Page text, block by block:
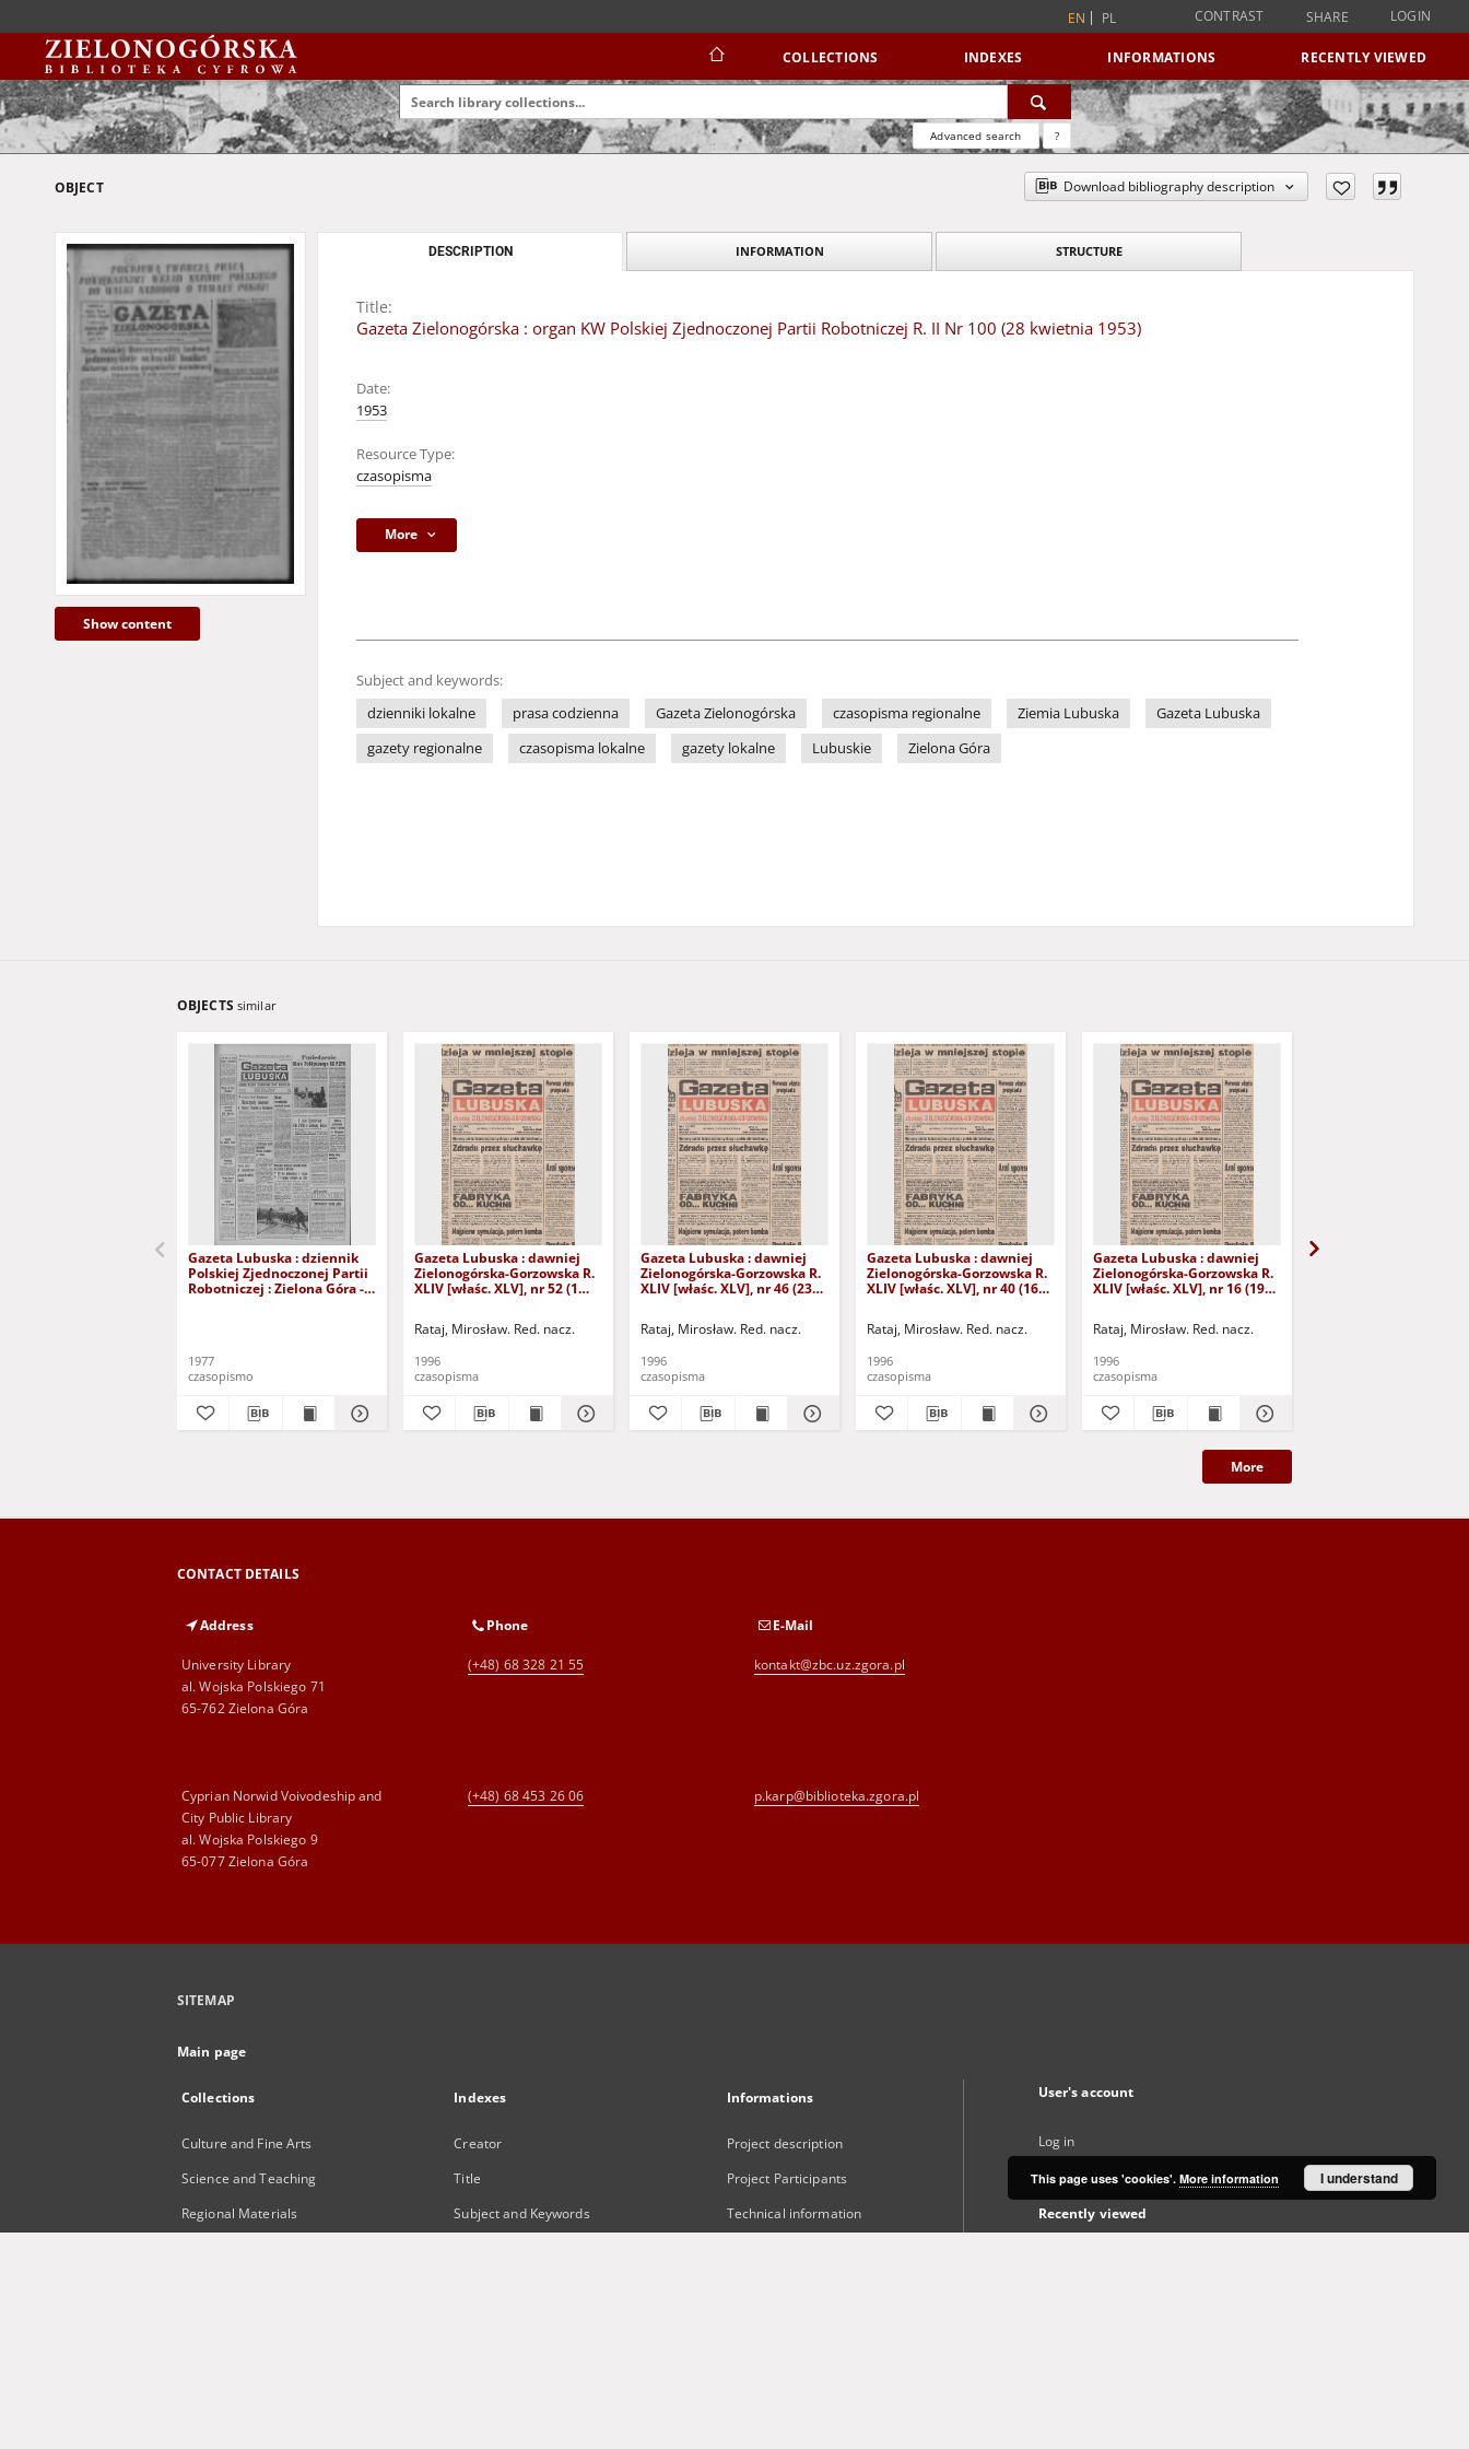
EN PL CONTRAST SHARE LOGIN
COLLECTIONS INDEXES INFORMATIONS RECENTLY VIEWED
Advanced search ?
OBJECT Download bibliography description
Show content
DESCRIPTION INFORMATION STRUCTURE
Title:
Gazeta Zielonogórska : organ KW Polskiej Zjednoczonej Partii Robotniczej R. II Nr 100 (28 kwietnia 1953)
Date:
1953
Resource Type:
czasopisma
More
Subject and keywords:
dzienniki lokalne
prasa codzienna Gazeta Zielonogórska czasopisma regionalne Ziemia Lubuska
Gazeta Lubuska
gazety regionalne
czasopisma lokalne gazety lokalne Lubuskie Zielona Góra
OBJECTS similar
Gazeta Lubuska : dziennik
Polskiej Zjednoczonej Partii
Robotniczej : Zielona Góra -
1977
czasopismo
Gazeta Lubuska : dawniej
Zielonogórska-Gorzowska R.
XLIV [właśc. XLV], nr 52 (1
Rataj, Mirosław. Red. nacz.
1996
czasopisma
Gazeta Lubuska : dawniej
Zielonogórska-Gorzowska R.
XLIV [właśc. XLV], nr 46 (23
Rataj, Mirosław. Red. nacz.
1996
czasopisma
Gazeta Lubuska : dawniej
Zielonogórska-Gorzowska R.
XLIV [właśc. XLV], nr 40 (16
Rataj, Mirosław. Red. nacz.
1996
czasopisma
Gazeta Lubuska : dawniej
Zielonogórska-Gorzowska R.
XLIV [właśc. XLV], nr 16 (19
Rataj, Mirosław. Red. nacz.
1996
czasopisma
More
CONTACT DETAILS
Address
University Library
al. Wojska Polskiego 71
65-762 Zielona Góra
Phone
(+48) 68 328 21 55
E-Mail
kontakt@zbc.uz.zgora.pl
Cyprian Norwid Voivodeship and
City Public Library
al. Wojska Polskiego 9
65-077 Zielona Góra
(+48) 68 453 26 06 p.karp@biblioteka.zgora.pl
SITEMAP
Main page
Collections
Culture and Fine Arts
Science and Teaching
Regional Materials
Indexes
Creator
Title
Subject and Keywords
Informations
Project description
Project Participants
Technical information
User's account
Log in
Recently viewed
This page uses 'cookies'. More information I understand